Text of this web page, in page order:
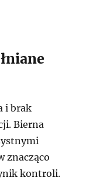
i brak
Bierna
znacząco
kontroli.